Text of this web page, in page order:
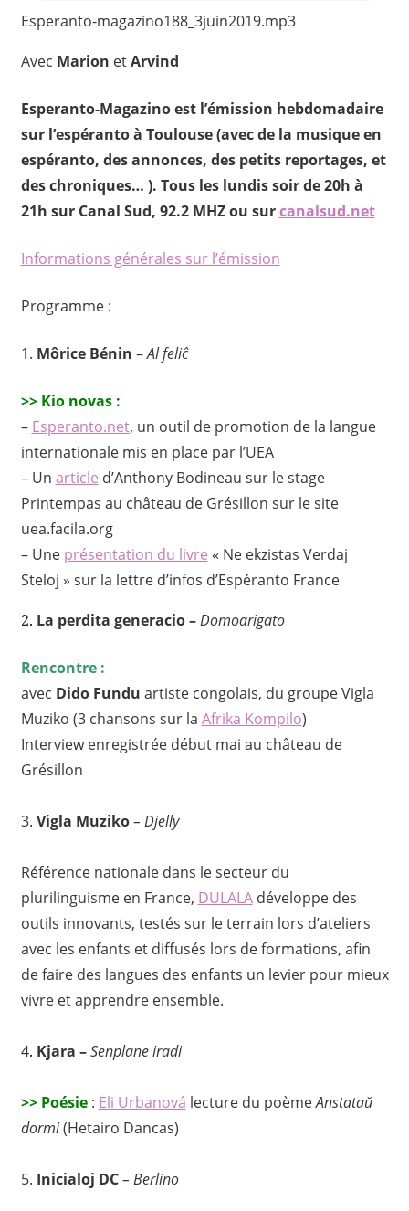
Esperanto-magazino188_3juin2019.mp3
Avec Marion etArvind
Esperanto-Magazino est l’émission hebdomadaire
sur l’espéranto à Toulouse (avec de la musique en
espéranto, des annonces, des petits reportages, et
des chroniques… ). Tous les lundis soir de 20h à
21h sur Canal Sud, 92.2 MHZ ou surcanalsud.net
Informations générales sur l’émission
Programme :
1. Môrice Bénin –Al feliĉ
>> Kio novas :
– Esperanto.net, un outil de promotion de la langue
internationale mis en place par l’UEA
– Un article d’Anthony Bodineau sur le stage
Printempas au château de Grésillon sur le site
uea.facila.org
– Une présentation du livre « Ne ekzistas Verdaj
Steloj » sur la lettre d’infos d’Espéranto France
2. La perdita generacio – Domoarigato
Rencontre :
avec Dido Fundu artiste congolais, du groupe Vigla
Muziko (3 chansons sur la Afrika Kompilo)
Interview enregistrée début mai au château de
Grésillon
3. Vigla Muziko– Djelly
Référence nationale dans le secteur du
plurilinguisme en France, DULALAdéveloppe des
outils innovants, testés sur le terrain lors d’ateliers
avec les enfants et diffusés lors de formations, afin
de faire des langues des enfants un levier pour mieux
vivre et apprendre ensemble.
4. Kjara –Senplane iradi
>> Poésie : Eli Urbanová lecture du poèmeAnstataŭ
dormi(Hetairo Dancas)
5. Inicialoj DC– Berlino